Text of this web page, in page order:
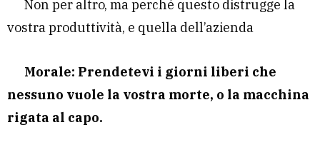
Non per altro, ma perché questo distrugge la
vostra produttività, e quella dell’azienda
Morale: Prendetevi i giorni liberi che
nessuno vuole la vostra morte, o la macchina
rigata al capo.